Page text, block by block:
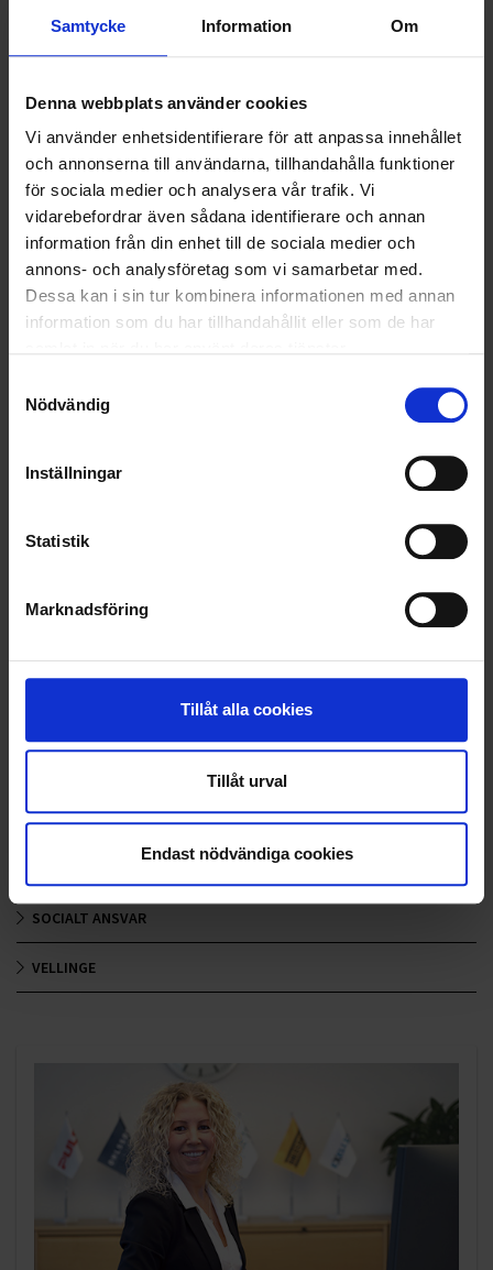
Samtycke Information Om
Denna webbplats använder cookies
Vi använder enhetsidentifierare för att anpassa innehållet
och annonserna till användarna, tillhandahålla funktioner
för sociala medier och analysera vår trafik. Vi
vidarebefordrar även sådana identifierare och annan
information från din enhet till de sociala medier och
annons- och analysföretag som vi samarbetar med.
Dessa kan i sin tur kombinera informationen med annan
information som du har tillhandahållit eller som de har
Nödvändig
Inställningar
Statistik
Marknadsföring
Tillåt alla cookies
Tillåt urval
Endast nödvändiga cookies
Om Tele2
Företaget erbjuder ett brett utbud av tjänster med fokus på
mest hållbara företag, och hamnade på plats 37 globalt, när Time
Magazine och Statista publicerade en lista över världens mest
hållbara företag.
Tele2 grundades 1993 och är noterat på Nasdaq Stockholm. Under 2023
omsatte bolaget 29 miljarder kronor, med en underliggande EBITDAaL på
10 miljarder kronor. För de senaste nyheterna och finansiella definitioner,
vänligen sewww.tele2.com.
HÅLLBARHET
OHLSSONS REGION MITT
OHLSSONS REGION VÄST
RENHÅLLNING
SOCIALT ANSVAR
VELLINGE